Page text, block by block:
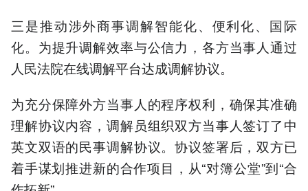
三是推动涉外商事调解智能化、便利化、国际
化。为提升调解效率与公信力，各方当事人通过
人民法院在线调解平台达成调解协议。
为充分保障外方当事人的程序权利，确保其准确
理解协议内容，调解员组织双方当事人签订了中
英文双语的民事调解协议。协议签署后，双方已
着手谋划推进新的合作项目，从“对簿公堂”到“合